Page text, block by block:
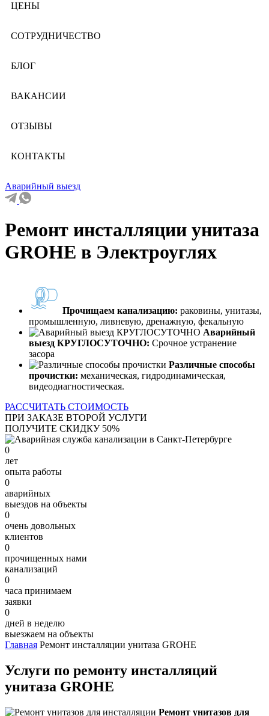
ЦЕНЫ
СОТРУДНИЧЕСТВО
БЛОГ
ВАКАНСИИ
ОТЗЫВЫ
КОНТАКТЫ
Аварийный выезд
Ремонт инсталляции унитаза
GROHE в Электроуглях
Прочищаем канализацию: раковины, унитазы,
промышленную, ливневую, дренажную, фекальную
Аварийный
выезд КРУГЛОСУТОЧНО: Срочное устранение
засора
Различные способы
прочистки: механическая, гидродинамическая,
видеодиагностическая.
РАССЧИТАТЬ СТОИМОСТЬ
ПРИ ЗАКАЗЕ ВТОРОЙ УСЛУГИ
ПОЛУЧИТЕ СКИДКУ 50%
0
лет
опыта работы
0
аварийных
выездов на объекты
0
очень довольных
клиентов
0
прочищенных нами
канализаций
0
часа принимаем
заявки
0
дней в неделю
выезжаем на объекты
Главная Ремонт инсталляции унитаза GROHE
Услуги по ремонту инсталляций
унитаза GROHE
Ремонт унитазов для